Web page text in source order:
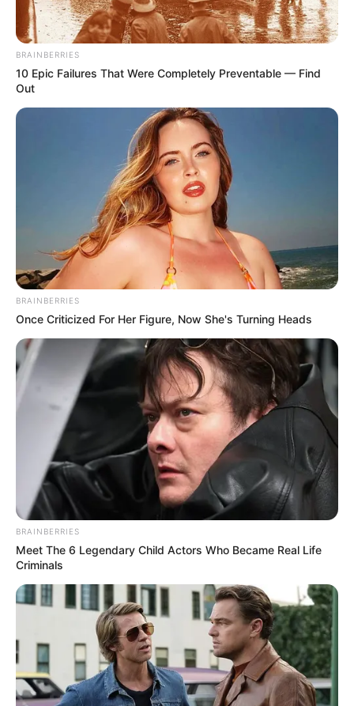
ΤΑΥΤΟΤΗΤΑ ΚΑΙ ΕΠΙΚΟΙΝΩΝΙΑ ΟΡΟΙ ΧΡΗΣΗΣ
BRAINBERRIES
10 Epic Failures That Were Completely Preventable — Find
Out
BRAINBERRIES
Once Criticized For Her Figure, Now She's Turning Heads
BRAINBERRIES
Meet The 6 Legendary Child Actors Who Became Real Life
Criminals